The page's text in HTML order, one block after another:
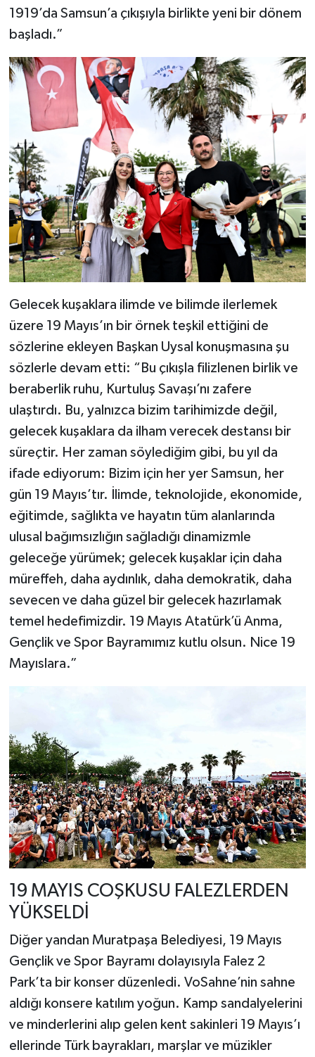
1919’da Samsun’a çıkışıyla birlikte yeni bir dönem
başladı.”
Gelecek kuşaklara ilimde ve bilimde ilerlemek
üzere 19 Mayıs’ın bir örnek teşkil ettiğini de
sözlerine ekleyen Başkan Uysal konuşmasına şu
sözlerle devam etti: “Bu çıkışla filizlenen birlik ve
beraberlik ruhu, Kurtuluş Savaşı’nı zafere
ulaştırdı. Bu, yalnızca bizim tarihimizde değil,
gelecek kuşaklara da ilham verecek destansı bir
süreçtir. Her zaman söylediğim gibi, bu yıl da
ifade ediyorum: Bizim için her yer Samsun, her
gün 19 Mayıs’tır. İlimde, teknolojide, ekonomide,
eğitimde, sağlıkta ve hayatın tüm alanlarında
ulusal bağımsızlığın sağladığı dinamizmle
geleceğe yürümek; gelecek kuşaklar için daha
müreffeh, daha aydınlık, daha demokratik, daha
sevecen ve daha güzel bir gelecek hazırlamak
temel hedefimizdir. 19 Mayıs Atatürk’ü Anma,
Gençlik ve Spor Bayramımız kutlu olsun. Nice 19
Mayıslara.”
19 MAYIS COŞKUSU FALEZLERDEN
YÜKSELDİ
Diğer yandan Muratpaşa Belediyesi, 19 Mayıs
Gençlik ve Spor Bayramı dolayısıyla Falez 2
Park’ta bir konser düzenledi. VoSahne’nin sahne
aldığı konsere katılım yoğun. Kamp sandalyelerini
ve minderlerini alıp gelen kent sakinleri 19 Mayıs’ı
ellerinde Türk bayrakları, marşlar ve müzikler